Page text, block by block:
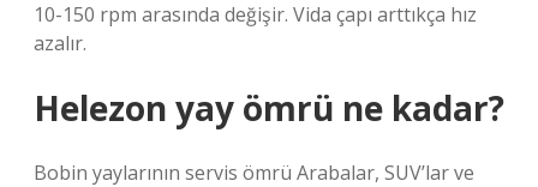
10-150 rpm arasında değişir. Vida çapı arttıkça hız
azalır.
Helezon yay ömrü ne kadar?
Bobin yaylarının servis ömrü Arabalar, SUV’lar ve